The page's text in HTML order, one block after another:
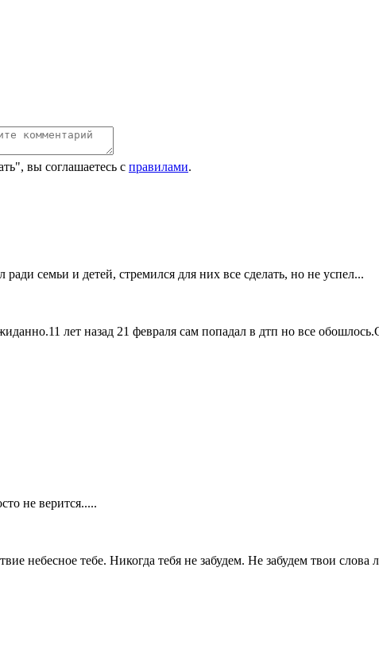
вы соглашаетесь с правилами.
семьи и детей, стремился для них все сделать, но не успел...
лет назад 21 февраля сам попадал в дтп но все
не верится.....
небесное тебе. Никогда тебя не забудем. Не забудем твои